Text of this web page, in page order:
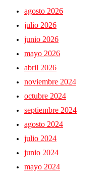
agosto 2026
julio 2026
junio 2026
mayo 2026
abril 2026
noviembre 2024
octubre 2024
septiembre 2024
agosto 2024
julio 2024
junio 2024
mayo 2024